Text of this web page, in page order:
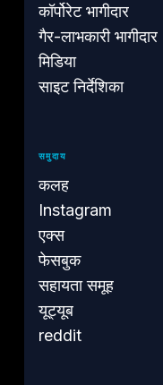
कॉर्पोरेट भागीदार
गैर-लाभकारी भागीदार
मिडिया
साइट निर्देशिका
समुदाय
कलह
Instagram
एक्स
फेसबुक
सहायता समूह
यूट्यूब
reddit